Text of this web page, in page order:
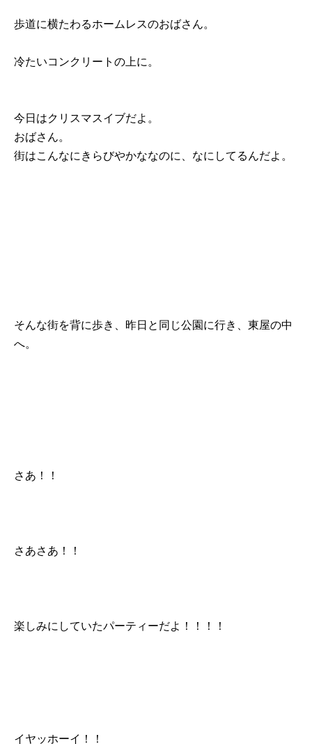
歩道に横たわるホームレスのおばさん。
冷たいコンクリートの上に。
今日はクリスマスイブだよ。
おばさん。
街はこんなにきらびやかななのに、なにしてるんだよ。
そんな街を背に歩き、昨日と同じ公園に行き、東屋の中
へ。
さあ！！
さあさあ！！
楽しみにしていたパーティーだよ！！！！
イヤッホーイ！！